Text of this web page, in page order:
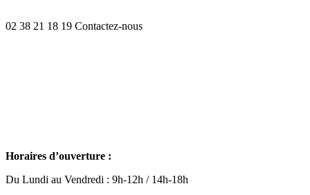
02 38 21 18 19 Contactez-nous
Horaires d’ouverture :
Du Lundi au Vendredi : 9h-12h / 14h-18h